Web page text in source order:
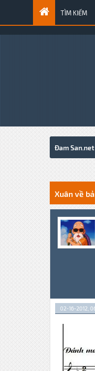
TÌM KIẾM
Đam
0 Votes
1
2
3
4
5
Xuân về
02-16-2012,